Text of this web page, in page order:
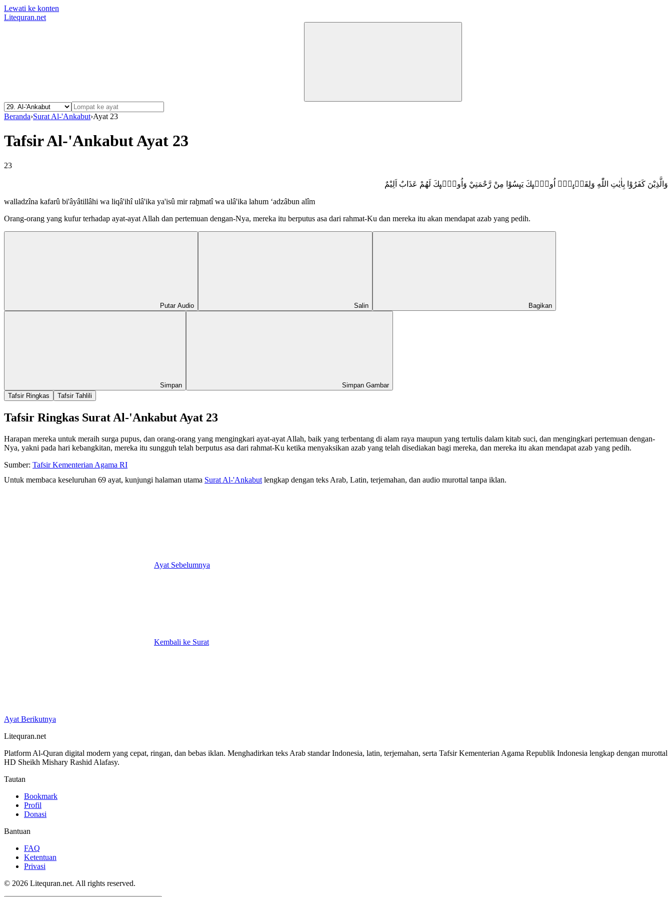
Lewati ke konten
Litequran.net
Beranda›Surat Al-'Ankabut›Ayat 23
Tafsir Al-'Ankabut Ayat 23
23
وَالَّذِيْنَ كَفَرُوْا بِاٰيٰتِ اللّٰهِ وَلِقَاۤىِٕهٖٓ اُولٰۤىِٕكَ يَىِٕسُوْا مِنْ رَّحْمَتِيْ وَاُولٰۤىِٕكَ لَهُمْ عَذَابٌ اَلِيْمٌ
walladzîna kafarû bi'âyâtillâhi wa liqâ'ihî ulâ'ika ya'isû mir raḫmatî wa ulâ'ika lahum ‘adzâbun alîm
Orang-orang yang kufur terhadap ayat-ayat Allah dan pertemuan dengan-Nya, mereka itu berputus asa dari rahmat-Ku dan mereka itu akan mendapat azab yang pedih.
Putar Audio Salin Bagikan
Simpan
Simpan Gambar
Tafsir Ringkas
Tafsir Tahlili
Tafsir Ringkas Surat Al-'Ankabut Ayat 23
Harapan mereka untuk meraih surga pupus, dan orang-orang yang mengingkari ayat-ayat Allah, baik yang terbentang di alam raya maupun yang tertulis dalam kitab suci, dan mengingkari pertemuan dengan-
Nya, yakni pada hari kebangkitan, mereka itu sungguh telah berputus asa dari rahmat-Ku ketika menyaksikan azab yang telah disediakan bagi mereka, dan mereka itu akan mendapat azab yang pedih.
Sumber: Tafsir Kementerian Agama RI
Untuk membaca keseluruhan 69 ayat, kunjungi halaman utama Surat Al-'Ankabut lengkap dengan teks Arab, Latin, terjemahan, dan audio murottal tanpa iklan.
Ayat Sebelumnya
Kembali ke Surat
Ayat Berikutnya
Litequran.net
Platform Al-Quran digital modern yang cepat, ringan, dan bebas iklan. Menghadirkan teks Arab standar Indonesia, latin, terjemahan, serta Tafsir Kementerian Agama Republik Indonesia lengkap dengan murottal
HD Sheikh Mishary Rashid Alafasy.
Tautan
Bookmark
Profil
Donasi
Bantuan
FAQ
Ketentuan
Privasi
© 2026 Litequran.net. All rights reserved.